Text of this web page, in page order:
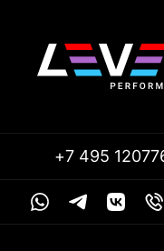
+7 495